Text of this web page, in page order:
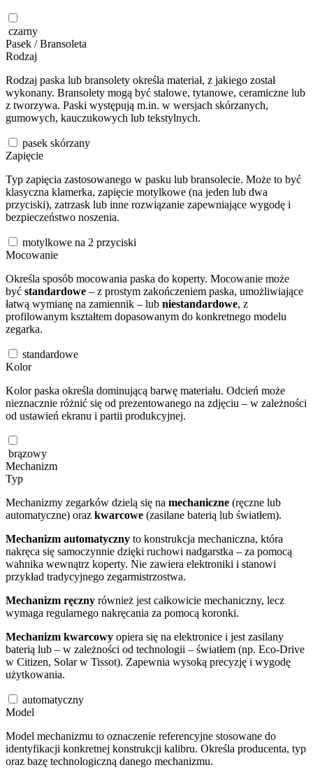
czarny
Pasek / Bransoleta
Rodzaj
Rodzaj paska lub bransolety określa materiał, z jakiego został
wykonany. Bransolety mogą być stalowe, tytanowe, ceramiczne lub
z tworzywa. Paski występują m.in. w wersjach skórzanych,
gumowych, kauczukowych lub tekstylnych.
pasek skórzany
Zapięcie
Typ zapięcia zastosowanego w pasku lub bransolecie. Może to być
klasyczna klamerka, zapięcie motylkowe (na jeden lub dwa
przyciski), zatrzask lub inne rozwiązanie zapewniające wygodę i
bezpieczeństwo noszenia.
motylkowe na 2 przyciski
Mocowanie
Określa sposób mocowania paska do koperty. Mocowanie może
być standardowe – z prostym zakończeniem paska, umożliwiające
łatwą wymianę na zamiennik – lub niestandardowe, z
profilowanym kształtem dopasowanym do konkretnego modelu
zegarka.
standardowe
Kolor
Kolor paska określa dominującą barwę materiału. Odcień może
nieznacznie różnić się od prezentowanego na zdjęciu – w zależności
od ustawień ekranu i partii produkcyjnej.
brązowy
Mechanizm
Typ
Mechanizmy zegarków dzielą się na mechaniczne (ręczne lub
automatyczne) oraz kwarcowe (zasilane baterią lub światłem).
Mechanizm automatyczny to konstrukcja mechaniczna, która
nakręca się samoczynnie dzięki ruchowi nadgarstka – za pomocą
wahnika wewnątrz koperty. Nie zawiera elektroniki i stanowi
przykład tradycyjnego zegarmistrzostwa.
Mechanizm ręczny również jest całkowicie mechaniczny, lecz
wymaga regularnego nakręcania za pomocą koronki.
Mechanizm kwarcowy opiera się na elektronice i jest zasilany
baterią lub – w zależności od technologii – światłem (np. Eco-Drive
w Citizen, Solar w Tissot). Zapewnia wysoką precyzję i wygodę
użytkowania.
automatyczny
Model
Model mechanizmu to oznaczenie referencyjne stosowane do
identyfikacji konkretnej konstrukcji kalibru. Określa producenta, typ
oraz bazę technologiczną danego mechanizmu.